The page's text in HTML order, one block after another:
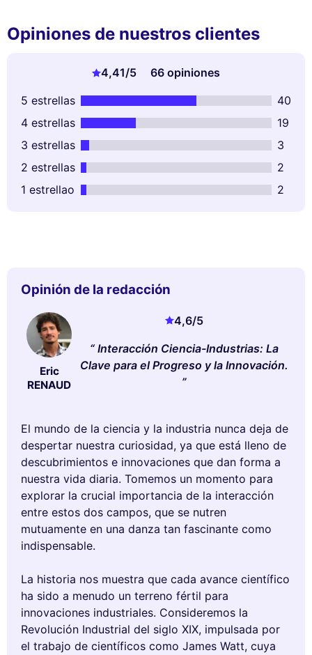
Opiniones de nuestros clientes
4,41/5
66 opiniones
5 estrellas
40
4 estrellas
19
3 estrellas
3
2 estrellas
2
1 estrellao
2
Opinión de la redacción
Eric
RENAUD
4,6/5
Interacción Ciencia-Industrias: La
Clave para el Progreso y la Innovación.
El mundo de la ciencia y la industria nunca deja de
despertar nuestra curiosidad, ya que está lleno de
descubrimientos e innovaciones que dan forma a
nuestra vida diaria. Tomemos un momento para
explorar la crucial importancia de la interacción
entre estos dos campos, que se nutren
mutuamente en una danza tan fascinante como
indispensable.
La historia nos muestra que cada avance científico
ha sido a menudo un terreno fértil para
innovaciones industriales. Consideremos la
Revolución Industrial del siglo XIX, impulsada por
el trabajo de científicos como James Watt, cuya